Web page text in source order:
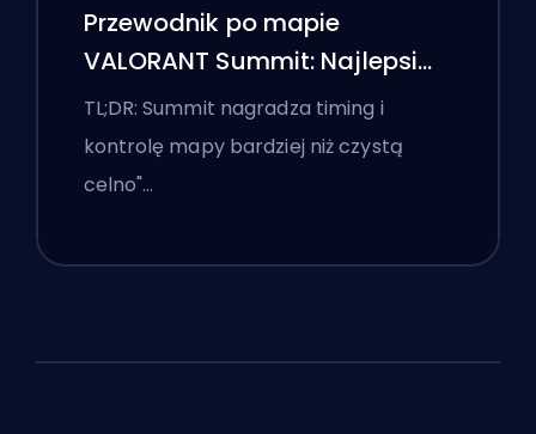
Przewodnik po mapie
VALORANT Summit: Najlepsi
agenci, wezwania i smoki
TL;DR: Summit nagradza timing i
kontrolę mapy bardziej niż czystą
celno"…